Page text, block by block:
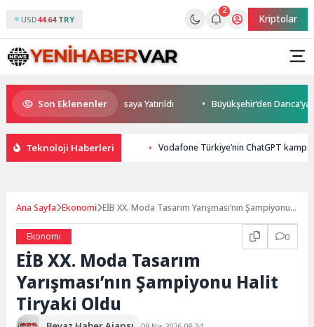
USD44.64 TRY
2
Kriptolar
Son Eklenenler
Yatırım Potansiyeli Masaya Yatırıldı Büyükşehir’den Darıca’ya
Teknoloji Haberleri Vodafone Türkiye’nin ChatGPT
Ana Sayfa Ekonomi EİB XX. Moda Tasarım Yarışması’nın Şampiyonu
Ekonomi
0
EİB XX. Moda Tasarım
Yarışması’nın Şampiyonu Halit
Tiryaki Oldu